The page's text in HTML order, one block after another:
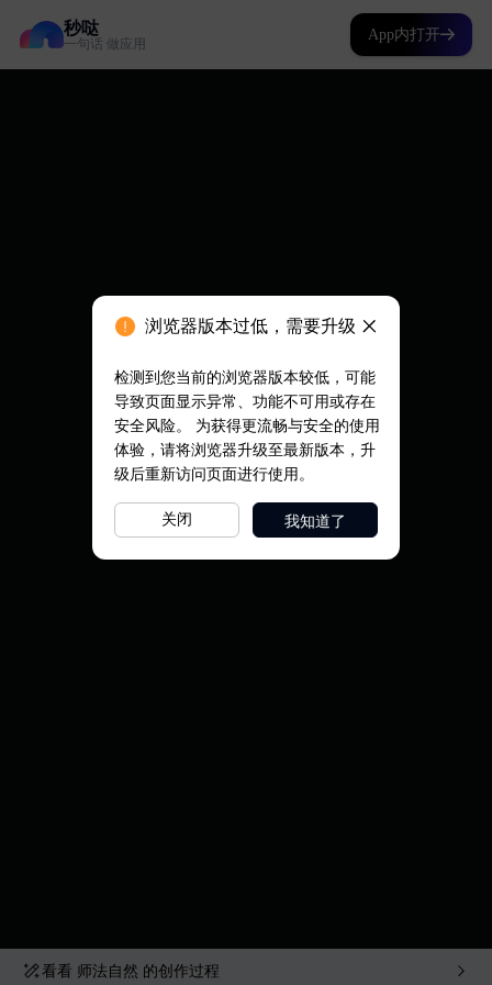
秒哒
一句话 做应用
App内打开
看看 师法自然 的创作过程
浏览器版本过低，需要升级
检测到您当前的浏览器版本较低，可能
导致页面显示异常、功能不可用或存在
安全风险。 为获得更流畅与安全的使用
体验，请将浏览器升级至最新版本，升
级后重新访问页面进行使用。
关闭 我知道了